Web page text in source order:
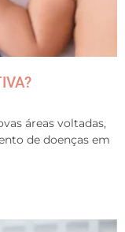
áreas voltadas,
de doenças em